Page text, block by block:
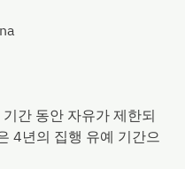
간 동안 자유가 제한되
4년의 집행 유예 기간으